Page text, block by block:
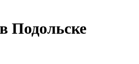
Подольске